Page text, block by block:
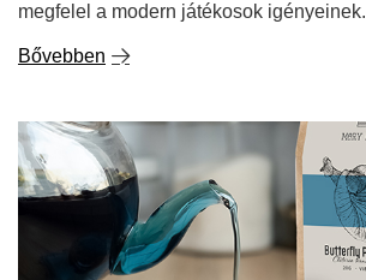
megfelel a modern játékosok igényeinek.
Bővebben